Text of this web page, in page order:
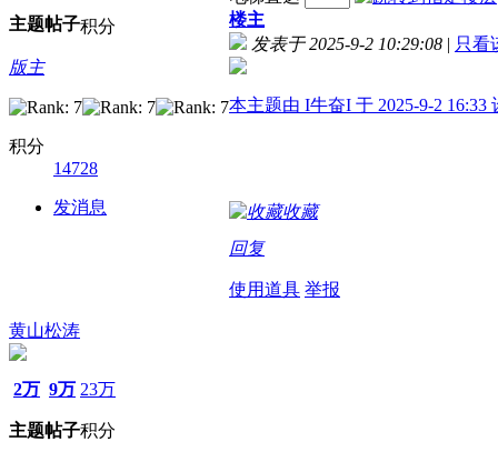
主题帖子积分
版主
积分
14728
发消息
楼主
发表于 2025-9-2 10:29:08 | 只看
本主题由 I牛奋I 于 2025-9-2 16:33
收藏
回复
使用道具 举报
黄山松涛
2万
主题
9万
帖子
23万
积分